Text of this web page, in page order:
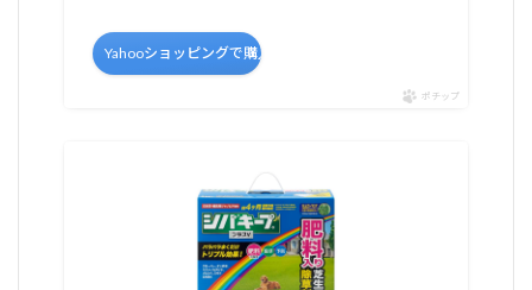
Yahooショッピングで購入
ポチップ